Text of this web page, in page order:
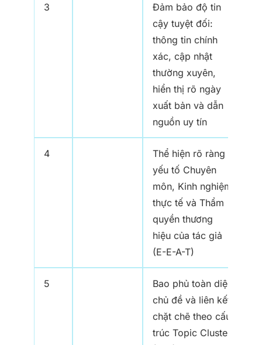
3
Đảm bảo độ tin
cậy tuyệt đối:
thông tin chính
xác, cập nhật
thường xuyên,
hiển thị rõ ngày
xuất bản và dẫn
nguồn uy tín
4
Thể hiện rõ ràng
yếu tố Chuyên
môn, Kinh nghiệm
thực tế và Thẩm
quyền thương
hiệu của tác giả
(E-E-A-T)
5
Bao phủ toàn diện
chủ đề và liên kết
chặt chẽ theo cấu
trúc Topic Cluster